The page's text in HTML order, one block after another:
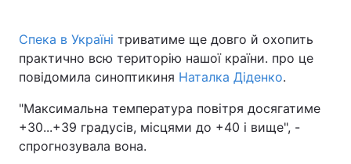
Головна Війна
Україна Політика
Економіка Світ
Спорт
Спека в Україні триватиме ще довго й охопить
практично всю територію нашої країни. про це
повідомила синоптикиня Наталка Діденко.
"Максимальна температура повітря досягатиме
+30...+39 градусів, місцями до +40 і вище", -
спрогнозувала вона.